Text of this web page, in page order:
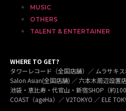
MUSIC
OTHERS
TALENT & ENTERTAINER
WHERE TO GET?
タワーレコード（全国店舗）／ ムラサキ
Salon Asian(全国店舗) ／ 六本木周辺設置
池袋・恵比寿・代官山・新宿SHOP（約
COAST（ageHa）／ V2TOKYO ／ ELE